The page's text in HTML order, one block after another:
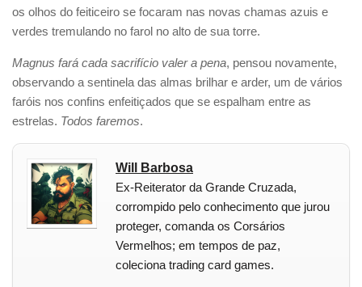
os olhos do feiticeiro se focaram nas novas chamas azuis e
verdes tremulando no farol no alto de sua torre.
Magnus fará cada sacrifício valer a pena, pensou novamente,
observando a sentinela das almas brilhar e arder, um de vários
faróis nos confins enfeitiçados que se espalham entre as
estrelas. Todos faremos.
Will Barbosa
Ex-Reiterator da Grande Cruzada,
corrompido pelo conhecimento que jurou
proteger, comanda os Corsários
Vermelhos; em tempos de paz,
coleciona trading card games.